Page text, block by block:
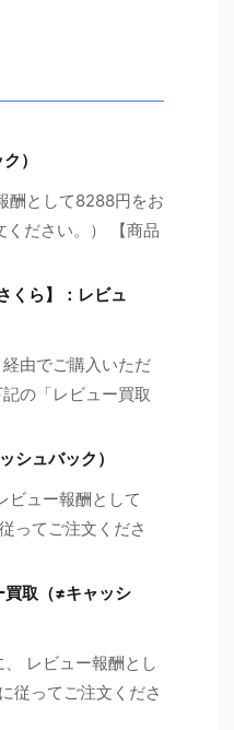
）
酬として8288円をお
ださい。） 【商品
くら】：レビュ
由でご購入いただ
の「レビュー買取
シュバック）
ビュー報酬として
ってご注文くださ
買取（≠キャッシ
レビュー報酬とし
従ってご注文くださ